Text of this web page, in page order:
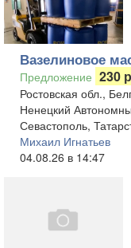
Вазелиновое
Предложение 230
Ростовская обл.,
Ненецкий
Севастополь,
Михаил Игнатьев
04.08.26 в 14:47